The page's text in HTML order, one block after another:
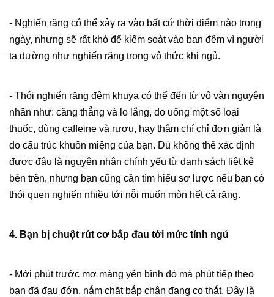
- Nghiến răng có thể xảy ra vào bất cứ thời điểm nào trong
ngày, nhưng sẽ rất khó để kiểm soát vào ban đêm vì người
ta dường như nghiến răng trong vô thức khi ngủ.
- Thói nghiến răng đêm khuya có thể đến từ vô vàn nguyên
nhân như: căng thẳng và lo lắng, do uống một số loại
thuốc, dùng caffeine và rượu, hay thậm chí chỉ đơn giản là
do cấu trúc khuôn miệng của bạn. Dù không thể xác định
được đâu là nguyên nhân chính yếu từ danh sách liệt kê
bên trên, nhưng bạn cũng cần tìm hiểu sơ lược nếu bạn có
thói quen nghiến nhiều tới nỗi muốn mòn hết cả răng.
4. Bạn bị chuột rút cơ bắp đau tới mức tỉnh ngủ
- Mới phút trước mơ màng yên bình đó mà phút tiếp theo
bạn đã đau đớn, nắm chặt bắp chân đang co thắt. Đây là